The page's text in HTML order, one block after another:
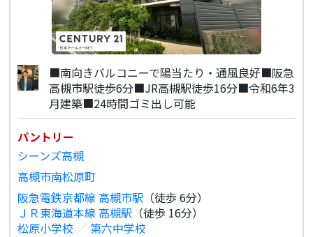
■南向きバルコニーで陽当たり・通風良好■阪急
高槻市駅徒歩6分■JR高槻駅徒歩16分■令和6年3
月建築■24時間ゴミ出し可能
パントリー
シーンズ高槻
高槻市南松原町
阪急電鉄京都線 高槻市駅 （徒歩 6分）
ＪＲ東海道本線 高槻駅 （徒歩 16分）
松原小学校 ／ 第六中学校